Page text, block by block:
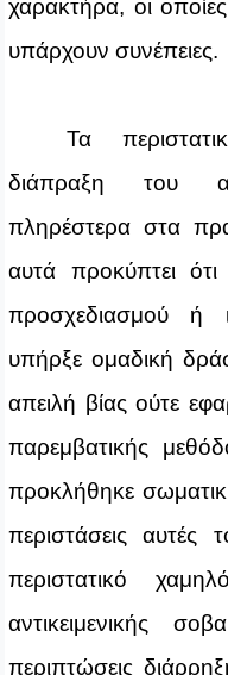
χαρακτήρα, οι
υπάρχουν συνέπειες.
Τα
διάπραξη του
πληρέστερα στα
αυτά προκύπτει
προσχεδιασμού ή
υπήρξε ομαδική
απειλή βίας ούτε
παρεμβατικής
προκλήθηκε
περιστάσεις αυτές
περιστατικό
αντικειμενικής
περιπτώσεις